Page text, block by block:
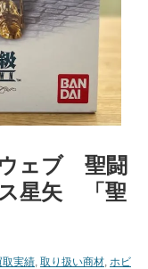
ェブ 聖闘
星矢 「聖
取実績 取り扱い商材 ホビ